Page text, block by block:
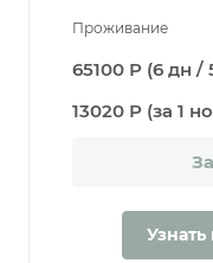
Проживание
65100 Р (6 дн /
13020 Р (за 1